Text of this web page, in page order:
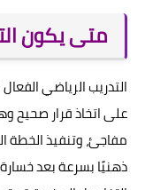
متى يكون
التدريب الرياضي
على اتخاذ قرار صحيح
مفاجئ، وتنفيذ الخطة